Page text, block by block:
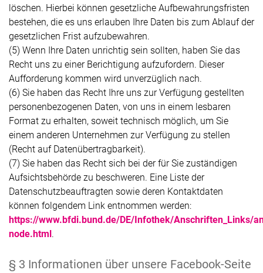
löschen. Hierbei können gesetzliche Aufbewahrungsfristen
bestehen, die es uns erlauben Ihre Daten bis zum Ablauf der
gesetzlichen Frist aufzubewahren.
(5) Wenn Ihre Daten unrichtig sein sollten, haben Sie das
Recht uns zu einer Berichtigung aufzufordern. Dieser
Aufforderung kommen wird unverzüglich nach.
(6) Sie haben das Recht Ihre uns zur Verfügung gestellten
personenbezogenen Daten, von uns in einem lesbaren
Format zu erhalten, soweit technisch möglich, um Sie
einem anderen Unternehmen zur Verfügung zu stellen
(Recht auf Datenübertragbarkeit).
(7) Sie haben das Recht sich bei der für Sie zuständigen
Aufsichtsbehörde zu beschweren. Eine Liste der
Datenschutzbeauftragten sowie deren Kontaktdaten
können folgendem Link entnommen werden:
https://www.bfdi.bund.de/DE/Infothek/Anschriften_Links/
node.html.
§ 3 Informationen über unsere Facebook-Seite